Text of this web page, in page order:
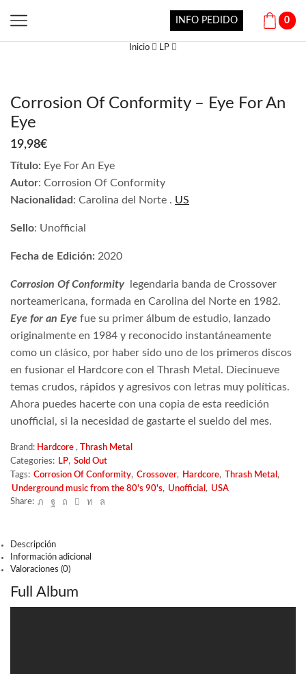
INFO PEDIDO 0
Inicio LP
Corrosion Of Conformity – Eye For An
Eye
19,98€
Título: Eye For An Eye
Autor: Corrosion Of Conformity
Nacionalidad: Carolina del Norte . US
Sello: Unofficial
Fecha de Edición: 2020
Corrosion Of Conformity legendaria banda de Crossover
norteamericana, formada en Carolina del Norte en 1982.
Eye for an Eye fue su primer álbum de estudio, lanzado
originalmente en 1984 y reconocido instantáneamente
como un clásico, por haber sido uno de los primeros discos
en fusionar el Hardcore con el Thrash Metal. Diecinueve
temas crudos, rápidos y agresivos con letras muy políticas.
Ahora puedes hacerte con una copia de esta reedición
unofficial, si la necesidad de gastarte el sueldo del mes.
Brand: Hardcore ,
Thrash Metal
Categories: LP, Sold Out
Tags: Corrosion Of Conformity, Crossover, Hardcore, Thrash Metal ,
Underground music from the 80's 90's, Unofficial , USA
Share:
Descripción
Información adicional
Valoraciones (0)
Full Album